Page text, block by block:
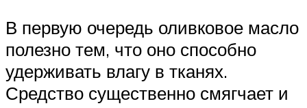
В первую очередь оливковое масло
полезно тем, что оно способно
удерживать влагу в тканях.
Средство существенно смягчает и